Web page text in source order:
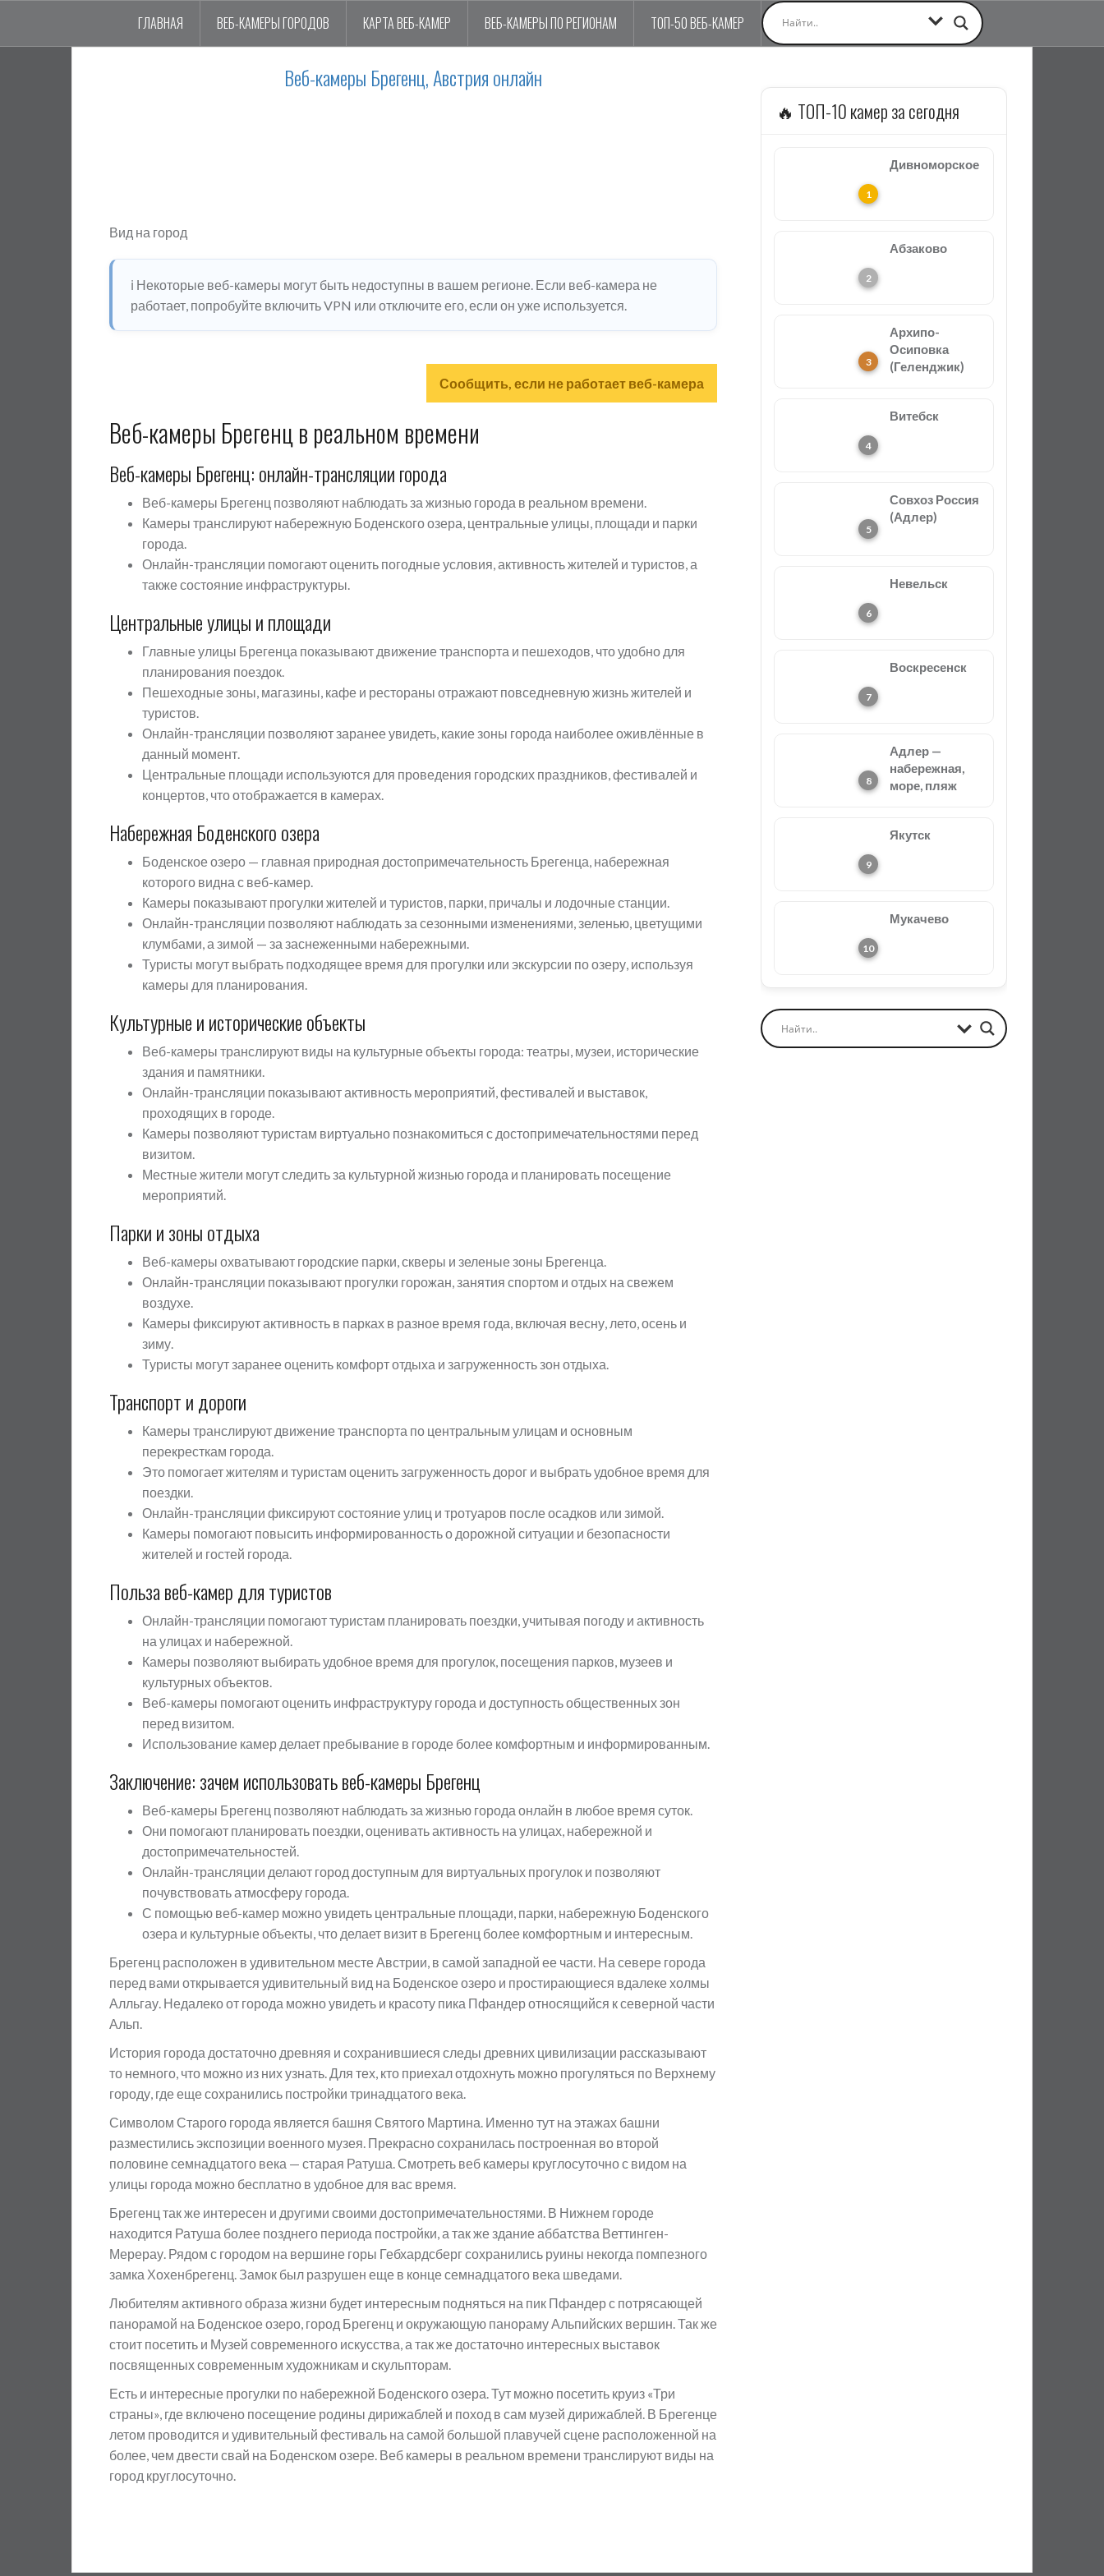
ГЛАВНАЯ ВЕБ-КАМЕРЫ ГОРОДОВ КАРТА ВЕБ-КАМЕР ВЕБ-КАМЕРЫ ПО РЕГИОНАМ ТОП-50 ВЕБ-КАМЕР
Веб-камеры Брегенц, Австрия онлайн
Вид на город
ℹ️ Некоторые веб-камеры могут быть недоступны в вашем регионе. Если веб-камера не
работает, попробуйте включить VPN или отключите его, если он уже используется.
Сообщить, если не работает веб-камера
Веб-камеры Брегенц в реальном времени
Веб-камеры Брегенц: онлайн-трансляции города
Веб-камеры Брегенц позволяют наблюдать за жизнью города в реальном времени.
Камеры транслируют набережную Боденского озера, центральные улицы, площади и парки
города.
Онлайн-трансляции помогают оценить погодные условия, активность жителей и туристов, а
также состояние инфраструктуры.
Центральные улицы и площади
Главные улицы Брегенца показывают движение транспорта и пешеходов, что удобно для
планирования поездок.
Пешеходные зоны, магазины, кафе и рестораны отражают повседневную жизнь жителей и
туристов.
Онлайн-трансляции позволяют заранее увидеть, какие зоны города наиболее оживлённые в
данный момент.
Центральные площади используются для проведения городских праздников, фестивалей и
концертов, что отображается в камерах.
Набережная Боденского озера
Боденское озеро — главная природная достопримечательность Брегенца, набережная
которого видна с веб-камер.
Камеры показывают прогулки жителей и туристов, парки, причалы и лодочные станции.
Онлайн-трансляции позволяют наблюдать за сезонными изменениями, зеленью, цветущими
клумбами, а зимой — за заснеженными набережными.
Туристы могут выбрать подходящее время для прогулки или экскурсии по озеру, используя
камеры для планирования.
Культурные и исторические объекты
Веб-камеры транслируют виды на культурные объекты города: театры, музеи, исторические
здания и памятники.
Онлайн-трансляции показывают активность мероприятий, фестивалей и выставок,
проходящих в городе.
Камеры позволяют туристам виртуально познакомиться с достопримечательностями перед
визитом.
Местные жители могут следить за культурной жизнью города и планировать посещение
мероприятий.
Парки и зоны отдыха
Веб-камеры охватывают городские парки, скверы и зеленые зоны Брегенца.
Онлайн-трансляции показывают прогулки горожан, занятия спортом и отдых на свежем
воздухе.
Камеры фиксируют активность в парках в разное время года, включая весну, лето, осень и
зиму.
Туристы могут заранее оценить комфорт отдыха и загруженность зон отдыха.
Транспорт и дороги
Камеры транслируют движение транспорта по центральным улицам и основным
перекресткам города.
Это помогает жителям и туристам оценить загруженность дорог и выбрать удобное время для
поездки.
Онлайн-трансляции фиксируют состояние улиц и тротуаров после осадков или зимой.
Камеры помогают повысить информированность о дорожной ситуации и безопасности
жителей и гостей города.
Польза веб-камер для туристов
Онлайн-трансляции помогают туристам планировать поездки, учитывая погоду и активность
на улицах и набережной.
Камеры позволяют выбирать удобное время для прогулок, посещения парков, музеев и
культурных объектов.
Веб-камеры помогают оценить инфраструктуру города и доступность общественных зон
перед визитом.
Использование камер делает пребывание в городе более комфортным и информированным.
Заключение: зачем использовать веб-камеры Брегенц
Веб-камеры Брегенц позволяют наблюдать за жизнью города онлайн в любое время суток.
Они помогают планировать поездки, оценивать активность на улицах, набережной и
достопримечательностей.
Онлайн-трансляции делают город доступным для виртуальных прогулок и позволяют
почувствовать атмосферу города.
С помощью веб-камер можно увидеть центральные площади, парки, набережную Боденского
озера и культурные объекты, что делает визит в Брегенц более комфортным и интересным.
Брегенц расположен в удивительном месте Австрии, в самой западной ее части. На севере города
перед вами открывается удивительный вид на Боденское озеро и простирающиеся вдалеке холмы
Алльгау. Недалеко от города можно увидеть и красоту пика Пфандер относящийся к северной части
Альп.
История города достаточно древняя и сохранившиеся следы древних цивилизации рассказывают
то немного, что можно из них узнать. Для тех, кто приехал отдохнуть можно прогуляться по Верхнему
городу, где еще сохранились постройки тринадцатого века.
Символом Старого города является башня Святого Мартина. Именно тут на этажах башни
разместились экспозиции военного музея. Прекрасно сохранилась построенная во второй
половине семнадцатого века — старая Ратуша. Смотреть веб камеры круглосуточно с видом на
улицы города можно бесплатно в удобное для вас время.
Брегенц так же интересен и другими своими достопримечательностями. В Нижнем городе
находится Ратуша более позднего периода постройки, а так же здание аббатства Веттинген-
Мерерау. Рядом с городом на вершине горы Гебхардсберг сохранились руины некогда помпезного
замка Хохенбрегенц. Замок был разрушен еще в конце семнадцатого века шведами.
Любителям активного образа жизни будет интересным подняться на пик Пфандер с потрясающей
панорамой на Боденское озеро, город Брегенц и окружающую панораму Альпийских вершин. Так же
стоит посетить и Музей современного искусства, а так же достаточно интересных выставок
посвященных современным художникам и скульпторам.
Есть и интересные прогулки по набережной Боденского озера. Тут можно посетить круиз «Три
страны», где включено посещение родины дирижаблей и поход в сам музей дирижаблей. В Брегенце
летом проводится и удивительный фестиваль на самой большой плавучей сцене расположенной на
более, чем двести свай на Боденском озере. Веб камеры в реальном времени транслируют виды на
город круглосуточно.
🔥 ТОП-10 камер за сегодня
Дивноморское
Абзаково
Архипо-
Осиповка
(Геленджик)
Витебск
Совхоз Россия
(Адлер)
Невельск
Воскресенск
Адлер —
набережная,
море, пляж
Якутск
Мукачево